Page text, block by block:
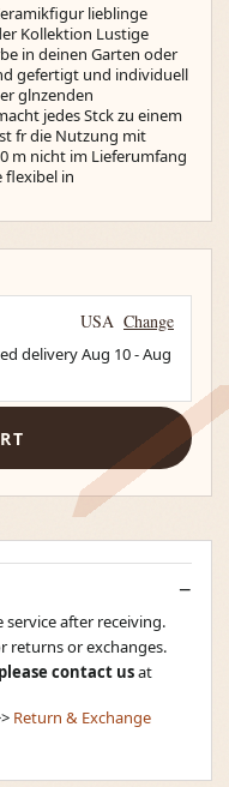
lieblinge
Kollektion Lustige
in deinen Garten oder
gefertigt und individuell
glnzenden
jedes Stck zu einem
fr die Nutzung mit
m nicht im Lieferumfang
flexibel in
USA Change
deliveryAug 10-Aug
after receiving.
returns or exchanges.
please contact usat
Return & Exchange